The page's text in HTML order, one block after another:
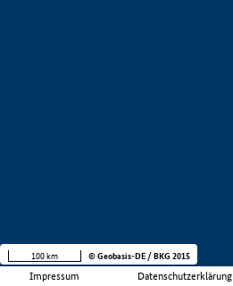
Impressum Datenschutzerklärung
100 km © Geobasis-DE / BKG 2015